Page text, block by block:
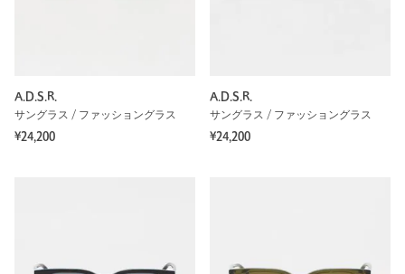
A.D.S.R.
サングラス / ファッショングラス
¥24,200
A.D.S.R.
サングラス / ファッショングラス
¥24,200